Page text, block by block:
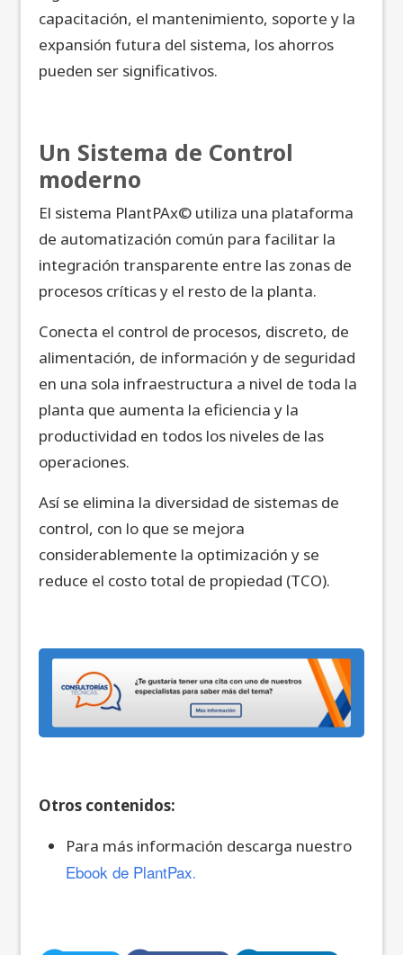
capacitación, el mantenimiento, soporte y la
expansión futura del sistema, los ahorros
pueden ser significativos.
Un Sistema de Control
moderno
El sistema PlantPAx© utiliza una plataforma
de automatización común para facilitar la
integración transparente entre las zonas de
procesos críticas y el resto de la planta.
Conecta el control de procesos, discreto, de
alimentación, de información y de seguridad
en una sola infraestructura a nivel de toda la
planta que aumenta la eficiencia y la
productividad en todos los niveles de las
operaciones.
Así se elimina la diversidad de sistemas de
control, con lo que se mejora
considerablemente la optimización y se
reduce el costo total de propiedad (TCO).
Otros contenidos:
Para más información descarga nuestro
Ebook de PlantPax.